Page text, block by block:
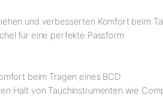
und verbesserten Komfort beim
für eine perfekte Passform
beim Tragen eines BCD
Halt von Tauchinstrumenten wie